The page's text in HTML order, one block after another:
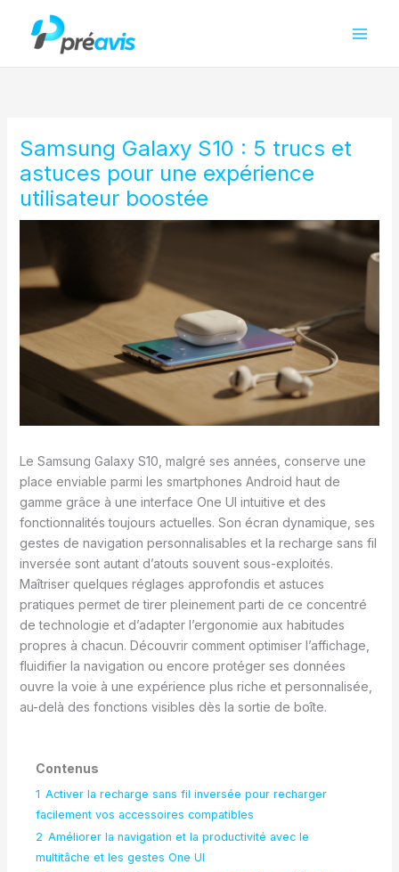
contenu
Samsung Galaxy S10 : 5 trucs et
astuces pour une expérience
utilisateur boostée
Le Samsung Galaxy S10, malgré ses années, conserve une
place enviable parmi les smartphones Android haut de
gamme grâce à une interface One UI intuitive et des
fonctionnalités toujours actuelles. Son écran dynamique, ses
gestes de navigation personnalisables et la recharge sans fil
inversée sont autant d’atouts souvent sous-exploités.
Maîtriser quelques réglages approfondis et astuces
pratiques permet de tirer pleinement parti de ce concentré
de technologie et d’adapter l’ergonomie aux habitudes
propres à chacun. Découvrir comment optimiser l’affichage,
fluidifier la navigation ou encore protéger ses données
ouvre la voie à une expérience plus riche et personnalisée,
au-delà des fonctions visibles dès la sortie de boîte.
Contenus
1 Activer la recharge sans fil inversée pour recharger
facilement vos accessoires compatibles
2 Améliorer la navigation et la productivité avec le
multitâche et les gestes One UI